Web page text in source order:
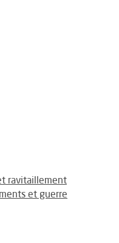
ravitaillement
et guerre